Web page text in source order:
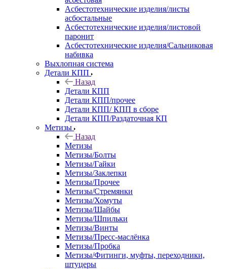
Асбестотехнические изделия/листы
асбостальные
Асбестотехнические изделия/листовой
паронит
Асбестотехнические изделия/Сальниковая
набивка
Выхлопная система
Детали КПП
Назад
Детали КПП
Детали КПП/прочее
Детали КПП/ КПП в сборе
Детали КПП/Раздаточная КП
Метизы
Назад
Метизы
Метизы/Болты
Метизы/Гайки
Метизы/Заклепки
Метизы/Прочее
Метизы/Стремянки
Метизы/Хомуты
Метизы/Шайбы
Метизы/Шпильки
Метизы/Винты
Метизы/Пресс-маслёнка
Метизы/Пробка
Метизы/Фитинги, муфты, переходники,
штуцеры